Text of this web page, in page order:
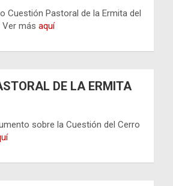
Cuestión Pastoral de la Ermita del
Ver másaquí
DE LA ERMITA
sobre la Cuestión del Cerro